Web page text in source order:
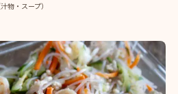
物・スープ）